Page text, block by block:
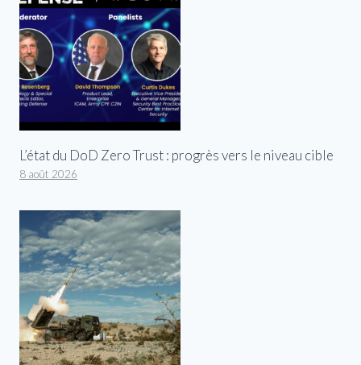
L’état du DoD Zero Trust : progrès vers le niveau cible
8 août 2026